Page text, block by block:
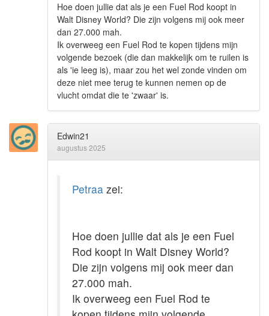
Hoe doen jullie dat als je een Fuel Rod koopt in
Walt Disney World? Die zijn volgens mij ook meer
dan 27.000 mah.
Ik overweeg een Fuel Rod te kopen tijdens mijn
volgende bezoek (die dan makkelijk om te ruilen is
als 'ie leeg is), maar zou het wel zonde vinden om
deze niet mee terug te kunnen nemen op de
vlucht omdat die te 'zwaar' is.
Edwin21
augustus 2025
Petraa zei:
Hoe doen jullie dat als je een Fuel
Rod koopt in Walt Disney World?
Die zijn volgens mij ook meer dan
27.000 mah.
Ik overweeg een Fuel Rod te